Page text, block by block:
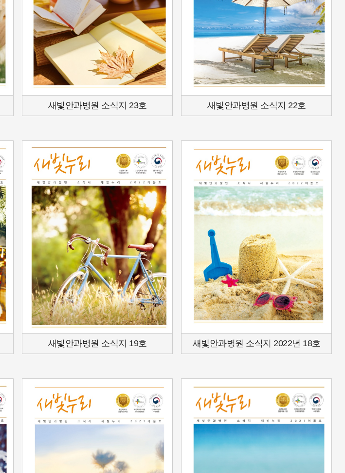
새빛안과병원 소식지 23호 새빛안과병원 소식지 22호
새빛안과병원 소식지 19호 새빛안과병원 소식지 2022년 18호